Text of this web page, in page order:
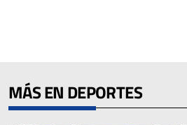
MÁS EN DEPORTES